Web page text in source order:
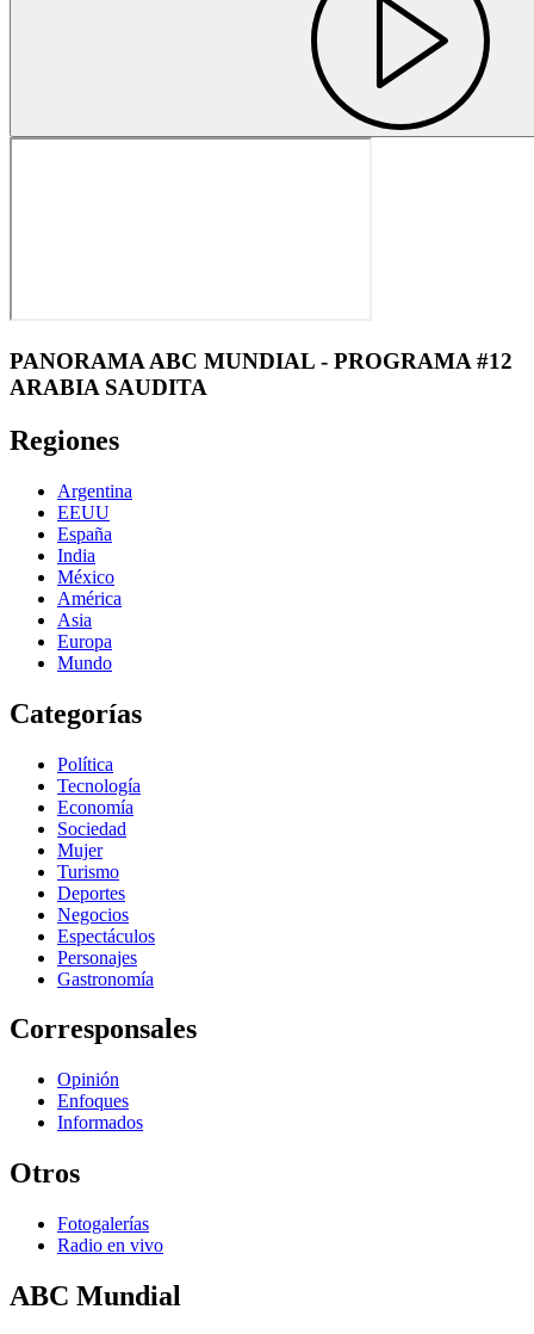
PANORAMA ABC MUNDIAL - PROGRAMA #12
ARABIA SAUDITA
Regiones
Argentina
EEUU
España
India
México
América
Asia
Europa
Mundo
Categorías
Política
Tecnología
Economía
Sociedad
Mujer
Turismo
Deportes
Negocios
Espectáculos
Personajes
Gastronomía
Corresponsales
Opinión
Enfoques
Informados
Otros
Fotogalerías
Radio en vivo
ABC Mundial